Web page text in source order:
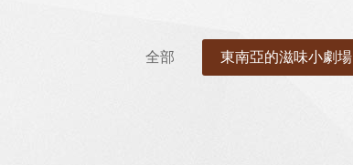
全部 東南亞的滋味小劇場